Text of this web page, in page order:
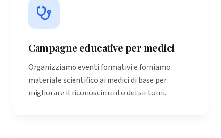
Campagne educative per medici
Organizziamo eventi formativi e forniamo
materiale scientifico ai medici di base per
migliorare il riconoscimento dei sintomi.